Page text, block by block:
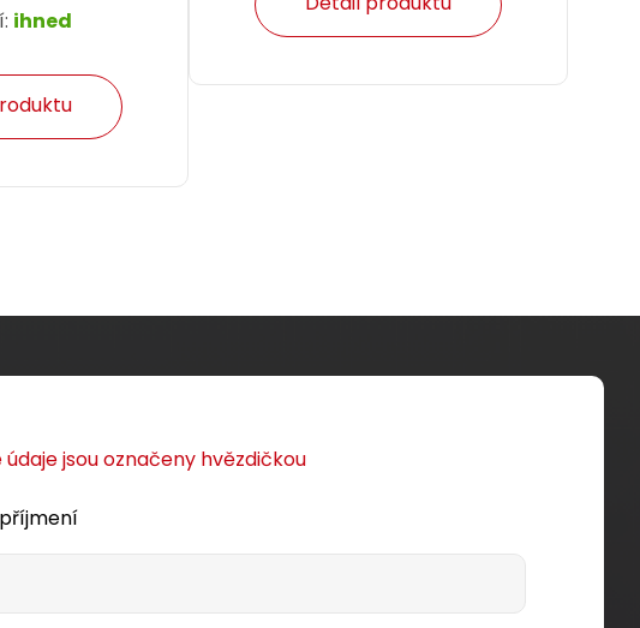
ihned
CAT5E Instalační kabel Solarix CAT5E
údaje jsou označeny hvězdičkou